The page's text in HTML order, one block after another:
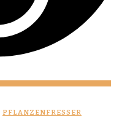
PFLANZENFRESSER